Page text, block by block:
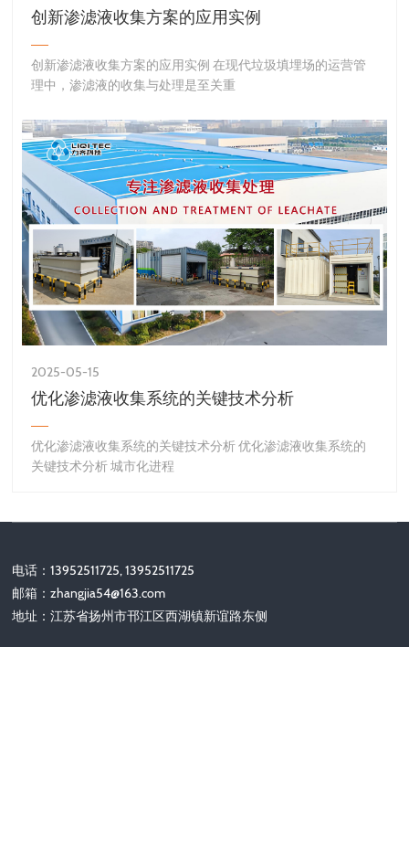
创新渗滤液收集方案的应用实例
创新渗滤液收集方案的应用实例 在现代垃圾填埋场的运营管
理中，渗滤液的收集与处理是至关重
2025-05-15
优化渗滤液收集系统的关键技术分析
优化渗滤液收集系统的关键技术分析 优化渗滤液收集系统的
关键技术分析 城市化进程
电话：13952511725, 13952511725
邮箱：zhangjia54@163.com
地址：江苏省扬州市邗江区西湖镇新谊路东侧